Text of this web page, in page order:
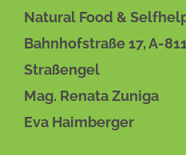
Natural Food &
Bahnhofstraße 17, A-
Straßengel
Mag. Renata Zuniga
Eva Haimberger